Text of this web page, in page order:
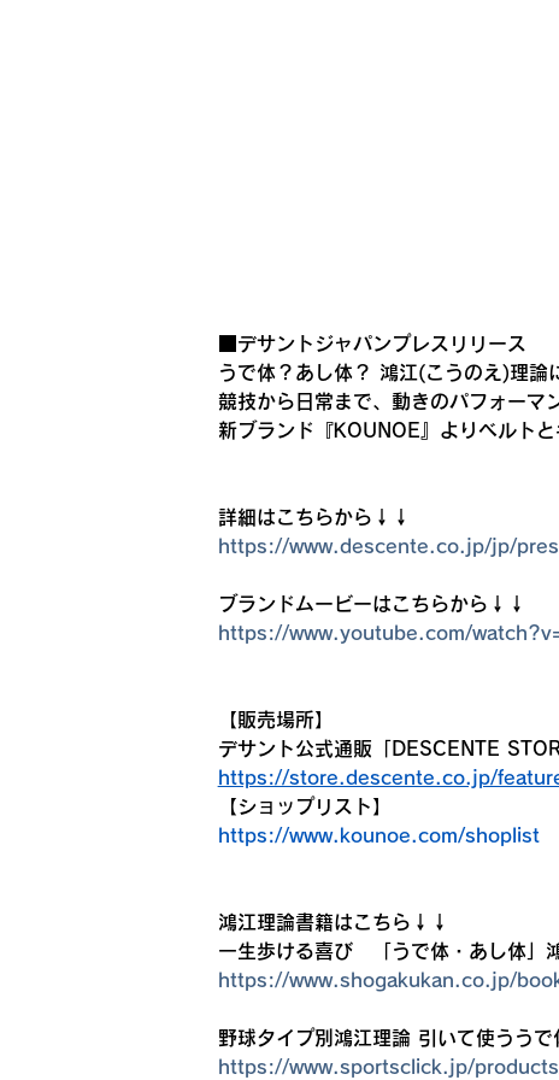
■デサントジャパンプレスリリース
うで体？あし体？ 鴻江(こうのえ)理論
競技から日常まで、動きのパフォーマ
新ブランド『KOUNOE』よりベルト
詳細はこちらから↓↓
https://www.descente.co.jp/jp/
ブランドムービーはこちらから↓↓
https://www.youtube.com/
【販売場所】
デサント公式通販「DESCENTE
https://store.descente.co.jp/
【ショップリスト】
https://www.kounoe.com/shoplist
鴻江理論書籍はこちら↓↓
一生歩ける喜び　「うで体・あし体」
https://www.shogakukan.co.jp/
野球タイプ別鴻江理論 引いて使うう
https://www.sportsclick.jp/